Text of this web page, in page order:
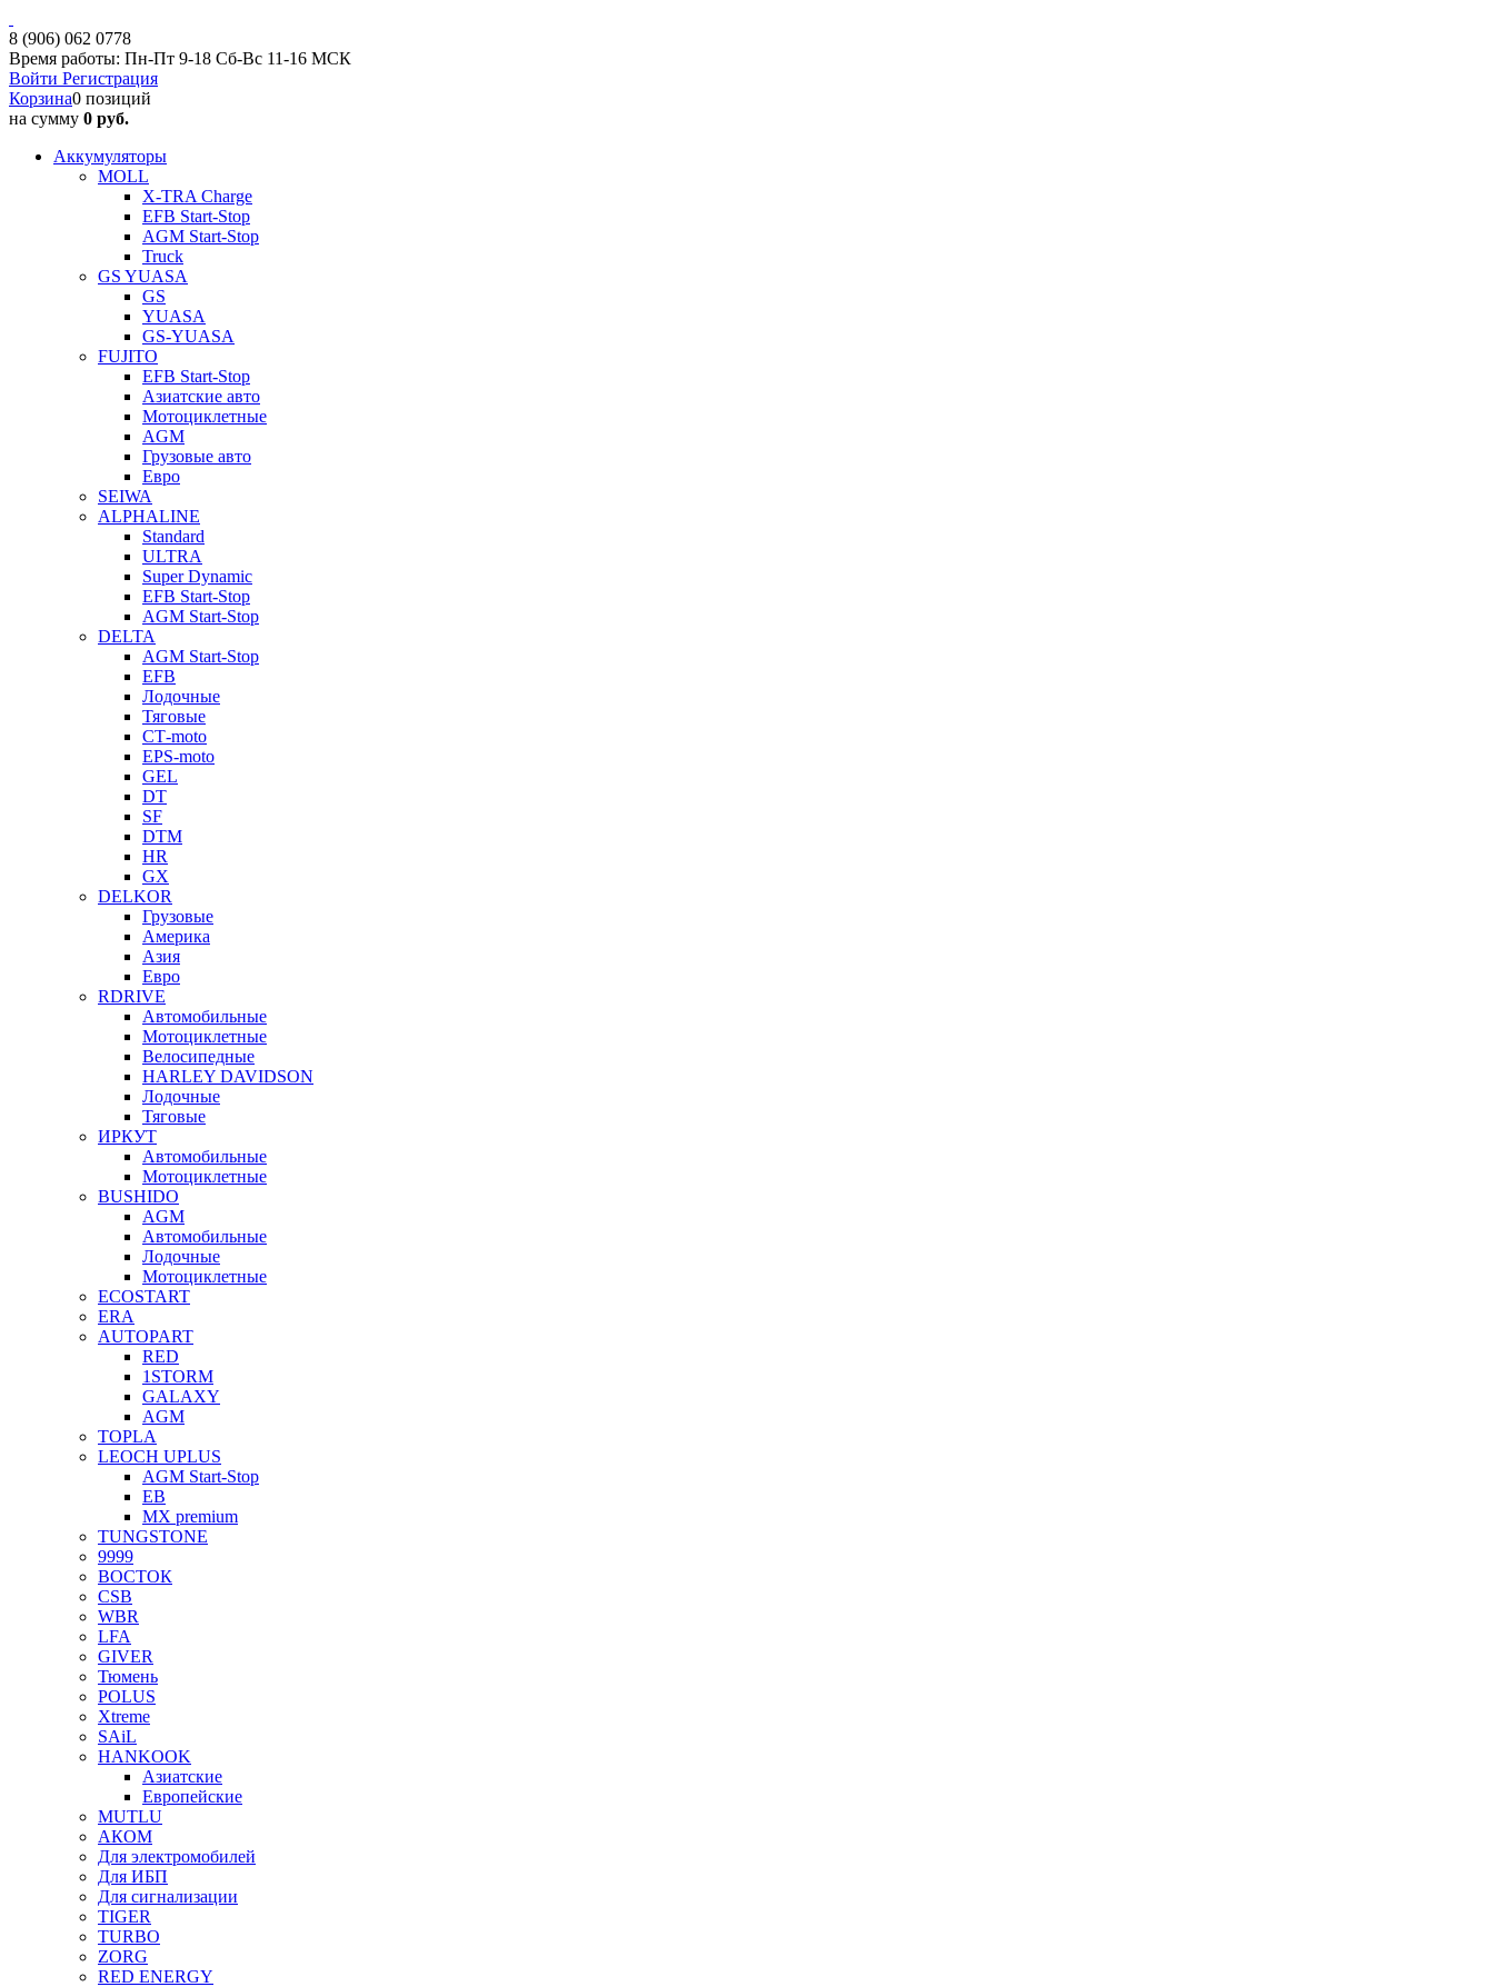
8 (906) 062 0778
Время работы: Пн-Пт 9-18 Сб-Вс 11-16 МСК
Войти Регистрация
Корзина0 позиций
на сумму 0 руб.
Аккумуляторы
MOLL
X-TRA Charge
EFB Start-Stop
AGM Start-Stop
Truck
GS YUASA
GS
YUASA
GS-YUASA
FUJITO
EFB Start-Stop
Азиатские авто
Мотоциклетные
AGM
Грузовые авто
Евро
SEIWA
ALPHALINE
Standard
ULTRA
Super Dynamic
EFB Start-Stop
AGM Start-Stop
DELTA
AGM Start-Stop
EFB
Лодочные
Тяговые
СТ-moto
EPS-moto
GEL
DT
SF
DTM
HR
GX
DELKOR
Грузовые
Америка
Азия
Евро
RDRIVE
Автомобильные
Мотоциклетные
Велосипедные
HARLEY DAVIDSON
Лодочные
Тяговые
ИРКУТ
Автомобильные
Мотоциклетные
BUSHIDO
AGM
Автомобильные
Лодочные
Мотоциклетные
ECOSTART
ERA
AUTOPART
RED
1STORM
GALAXY
AGM
TOPLA
LEOCH UPLUS
AGM Start-Stop
EB
MX premium
TUNGSTONE
9999
ВОСТОК
CSB
WBR
LFA
GIVER
Тюмень
POLUS
Xtreme
SAiL
HANKOOK
Азиатские
Европейские
MUTLU
АКОМ
Для электромобилей
Для ИБП
Для сигнализации
TIGER
TURBO
ZORG
RED ENERGY